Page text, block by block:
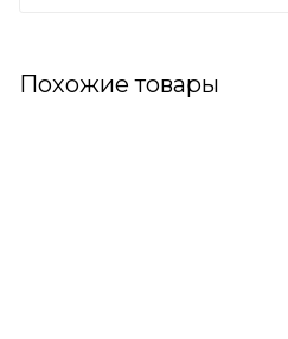
Похожие товары